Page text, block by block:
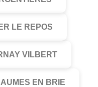
LE REPOS
VILBERT
EN BRIE